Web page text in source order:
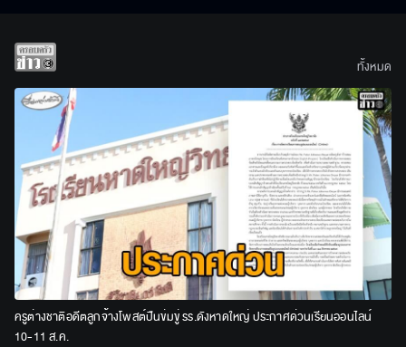
ครูต่างชาติอดีตลูกจ้างโพสต์ปืนข่มขู่ รร.ดังหาดใหญ่ ประกาศด่วนเรียนออนไลน์
10-11 ส.ค.
ทั้งหมด